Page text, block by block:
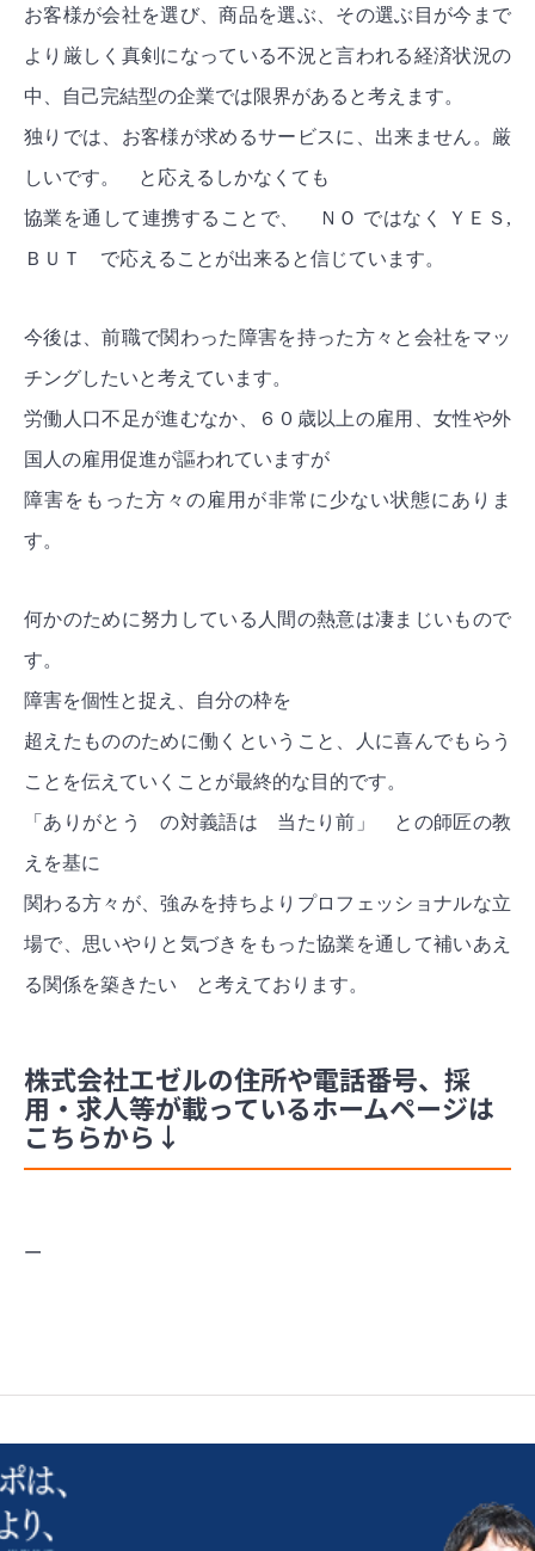
お客様が会社を選び、商品を選ぶ、その選ぶ目が今まで
より厳しく真剣になっている不況と言われる経済状況の
中、自己完結型の企業では限界があると考えます。
独りでは、お客様が求めるサービスに、出来ません。厳
しいです。 と応えるしかなくても
協業を通して連携することで、 ＮＯ ではなく ＹＥＳ,
ＢＵＴ で応えることが出来ると信じています。
今後は、前職で関わった障害を持った方々と会社をマッ
チングしたいと考えています。
労働人口不足が進むなか、６０歳以上の雇用、女性や外
国人の雇用促進が謳われていますが
障害をもった方々の雇用が非常に少ない状態にありま
す。
何かのために努力している人間の熱意は凄まじいもので
す。
障害を個性と捉え、自分の枠を
超えたもののために働くということ、人に喜んでもらう
ことを伝えていくことが最終的な目的です。
「ありがとう の対義語は 当たり前」 との師匠の教
えを基に
関わる方々が、強みを持ちよりプロフェッショナルな立
場で、思いやりと気づきをもった協業を通して補いあえ
る関係を築きたい と考えております。
株式会社エゼルの住所や電話番号、採
用・求人等が載っているホームページは
こちらから↓
ー